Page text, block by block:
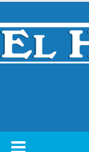
Skip
content